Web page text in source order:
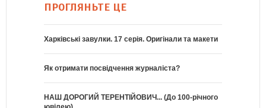
ПРОГЛЯНЬТЕ ЦЕ
Харківські завулки. 17 серія. Оригінали та макети
Як отримати посвідчення журналіста?
НАШ ДОРОГИЙ ТЕРЕНТІЙОВИЧ... (До 100-річного